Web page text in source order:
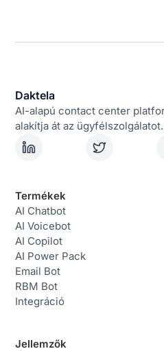
Daktela
AI-alapú contact center
alakítja át az ügyfélszolgálatot.
Termékek
AI Chatbot
AI Voicebot
AI Copilot
AI Power Pack
Email Bot
RBM Bot
Integráció
Jellemzők